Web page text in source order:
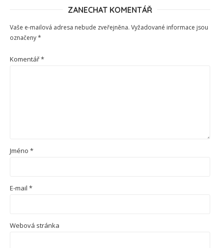
ZANECHAT KOMENTÁŘ
Vaše e-mailová adresa nebude zveřejněna. Vyžadované informace jsou
označeny*
Komentář*
Jméno *
E-mail *
Webová stránka